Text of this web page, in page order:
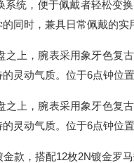
统，便于佩戴者轻松变
同时，兼具日常佩戴的实
之上，腕表采用象牙色复
灵动气质。位于6点钟位
之上，腕表采用象牙色复
灵动气质。位于6点钟位
款，搭配12枚2N镀金罗